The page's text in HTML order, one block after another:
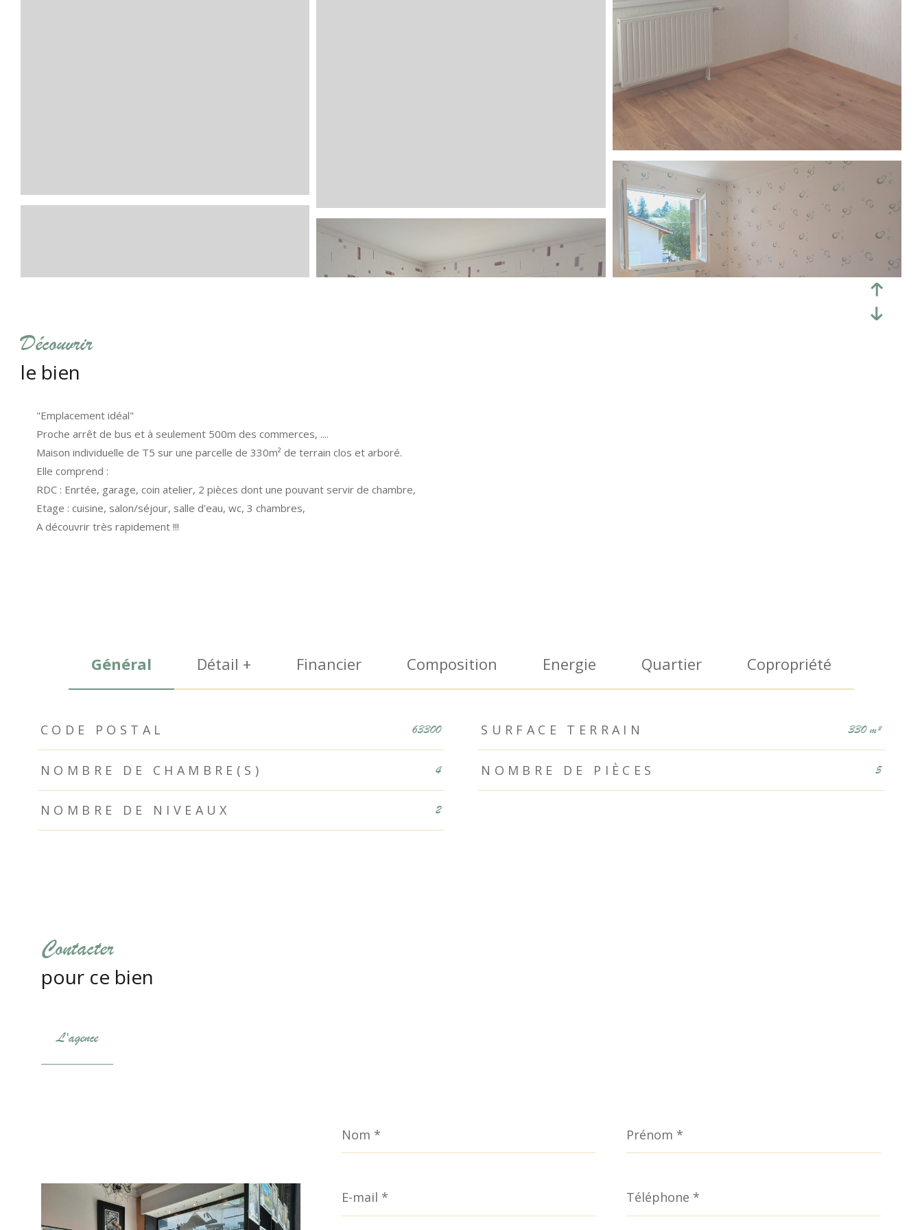
découvrir
le bien
"Emplacement idéal"
Proche arrêt de bus et à seulement 500m des commerces, ....
Maison individuelle de T5 sur une parcelle de 330m² de terrain clos et arboré.
Elle comprend :
RDC : Enrtée, garage, coin atelier, 2 pièces dont une pouvant servir de chambre,
Etage : cuisine, salon/séjour, salle d'eau, wc, 3 chambres,
A découvrir très rapidement !!!
Général Détail + Financier Composition Energie Quartier Copropriété
TRAD_ZEPHYR_Caracteristique
CODE POSTAL 63300 SURFACE TERRAIN 330 m²
NOMBRE DE CHAMBRE(S) 4 NOMBRE DE PIÈCES 5
NOMBRE DE NIVEAUX 2
Contacter
pour ce bien
L'agence
Nom
*
Prénom
*
E-
mail
Téléphone
*